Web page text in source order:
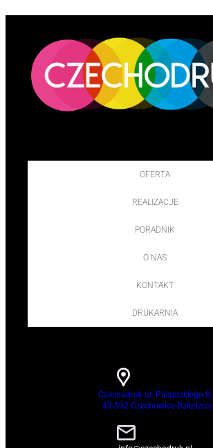
OFERTA
REALIZACJE
PORADNIK
O NAS
KONTAKT
DRUKARNIA
Czechodruk ul. Piłsudskiego 8,
43-502 Czechowice-Dziedzice